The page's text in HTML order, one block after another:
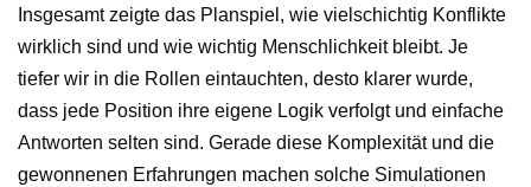
Insgesamt zeigte das Planspiel, wie vielschichtig Konflikte
wirklich sind und wie wichtig Menschlichkeit bleibt. Je
tiefer wir in die Rollen eintauchten, desto klarer wurde,
dass jede Position ihre eigene Logik verfolgt und einfache
Antworten selten sind. Gerade diese Komplexität und die
gewonnenen Erfahrungen machen solche Simulationen